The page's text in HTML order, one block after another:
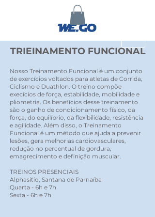
TRIEINAMENTO FUNCIONAL
Nosso Treinamento Funcional é um conjunto
de exercícios voltados para atletas de Corrida,
Ciclismo e Duathlon. O treino compõe
execícios de força, estabilidade, mobilidade e
pliometria. Os benefícios desse treinamento
são o ganho de condicionamento físico, da
força, do equilíbrio, da flexibilidade, resistência
e agilidade. Além disso, o Treinamento
Funcional é um método que ajuda a prevenir
lesões, gera melhorias cardiovasculares,
redução no percentual de gordura,
emagrecimento e definição muscular.
TREINOS PRESENCIAIS
Alphasítio, Santana de Parnaíba
Quarta - 6h e 7h
Sexta - 6h e 7h